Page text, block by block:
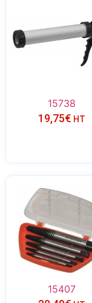
15738
19,75€ HT
15407